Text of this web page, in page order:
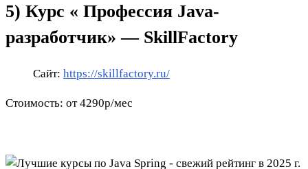
5) Курс « Профессия Java-
разработчик» — SkillFactory
Сайт: https://skillfactory.ru/
Стоимость: от 4290р/мес